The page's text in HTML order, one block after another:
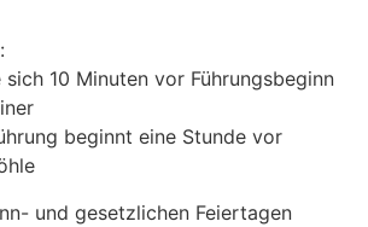
10 Minuten vor Führungsbeginn
beginnt eine Stunde vor
und gesetzlichen Feiertagen